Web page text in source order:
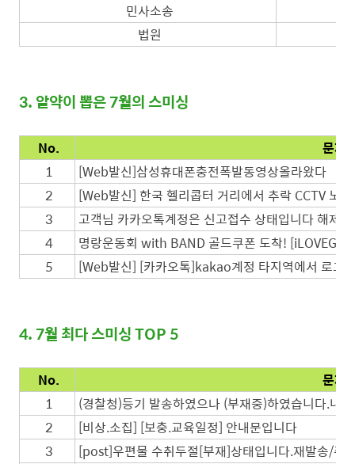
민사소송
법원
3. 알약이 뽑은 7월의 스미싱
No.
문자
1
[Web발신]삼성휴대폰충전폭발동영상올라왔다
2
[Web발신] 한국 헬리콥터 거리에서 추락 CCTV 노출:
3
고객님 카카오톡계정은 신고접수 상태입니다 해제
4
명랑운동회 with BAND 골드쿠폰 도착!
5
[Web발신] [카카오톡]kakao계정 타지역에서 로그
4. 7월 최다 스미싱 TOP 5
No.
문자
1
(경찰청)등기 발송하였으나 (부재중)하였습니다.내
2
[비상.소집] [보충.교육일정] 안내문입니다
3
[post]우편물 수취두절[부재]상태입니다.재발송/주